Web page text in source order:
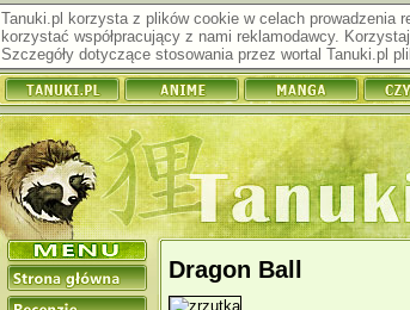
Tanuki.pl korzysta z plików cookie w celach prowadzenia
korzystać współpracujący z nami reklamodawcy.
Szczegóły dotyczące stosowania przez wortal Tanuki.pl
Dragon Ball